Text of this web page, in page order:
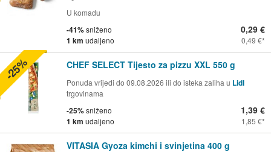
U komadu
-41%sniženo
1 km udaljeno
0,29 €
0,49 €
CHEF SELECT Tijesto za pizzu XXL 550 g
Ponuda vrijedi do 09.08.2026 ili do isteka zaliha u Lidl
trgovinama
-25%sniženo
1 km udaljeno
1,39 €
1,85 €
-25%
VITASIA Gyoza kimchi i svinjetina 400 g